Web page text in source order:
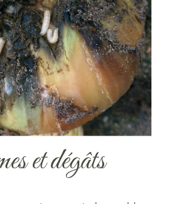
et dégâts